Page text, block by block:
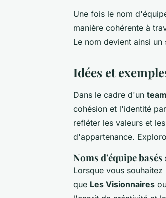
Une fois le nom
manière cohérente à
Le nom devient ainsi
Idées et
Dans le cadre d'un
cohésion et l'identité
refléter les valeurs et
d'appartenance.
Noms d'équipe
Lorsque vous
que Les Visionnaires